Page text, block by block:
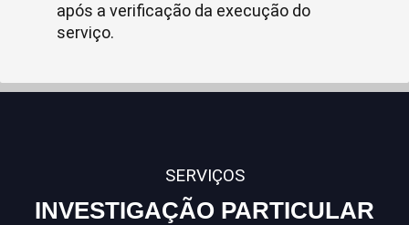
após a verificação da execução do
serviço.
SERVIÇOS
INVESTIGAÇÃO PARTICULAR